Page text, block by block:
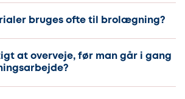
bruges ofte til brolægning?
at overveje, før man går i gang